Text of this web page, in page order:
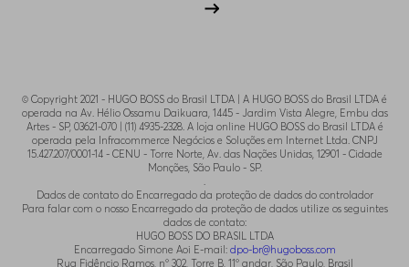
© Copyright 2021 - HUGO BOSS do Brasil LTDA | A HUGO BOSS do Brasil LTDA é
operada na Av. Hélio Ossamu Daikuara, 1445 - Jardim Vista Alegre, Embu das
Artes - SP, 03621-070 | (11) 4935-2328. A loja online HUGO BOSS do Brasil LTDA é
operada pela Infracommerce Negócios e Soluções em Internet Ltda. CNPJ
15.427.207/0001-14 - CENU - Torre Norte, Av. das Nações Unidas, 12901 - Cidade
Monções, São Paulo - SP.
.
Dados de contato do Encarregado da proteção de dados do controlador
Para falar com o nosso Encarregado da proteção de dados utilize os seguintes
dados de contato:
HUGO BOSS DO BRASIL LTDA
Encarregado Simone Aoi E-mail: dpo-br@hugoboss.com
Rua Fidêncio Ramos, n° 302, Torre B, 11° andar, São Paulo, Brasil